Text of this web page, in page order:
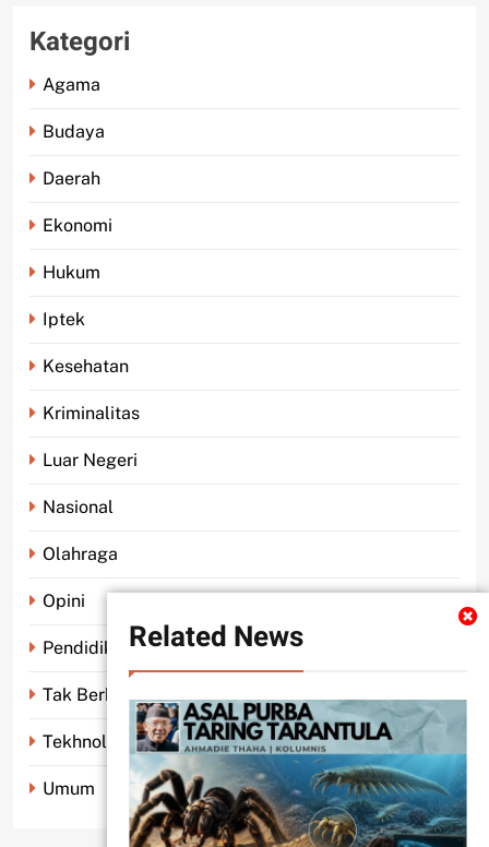
Related News
Kategori
Agama
Budaya
Daerah
Ekonomi
Hukum
Iptek
Kesehatan
Kriminalitas
Luar Negeri
Nasional
Olahraga
Opini
Pendidikan
Tak Berkategori
Tekhnologi
Umum